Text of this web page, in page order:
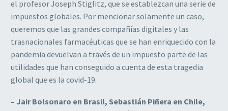
el profesor Joseph Stiglitz, que se establezcan una serie de
impuestos globales. Por mencionar solamente un caso,
queremos que las grandes compañías digitales y las
trasnacionales farmacéuticas que se han enriquecido con la
pandemia devuelvan a través de un impuesto parte de las
utilidades que han conseguido a cuenta de esta tragedia
global que es la covid-19.
– Jair Bolsonaro en Brasil, Sebastián Piñera en Chile,